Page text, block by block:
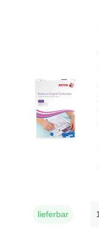
lieferbar